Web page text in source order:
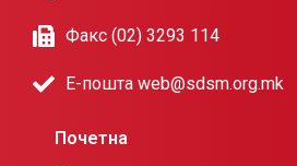
Факс (02) 3293 114
Е-пошта web@sdsm.org.mk
Почетна